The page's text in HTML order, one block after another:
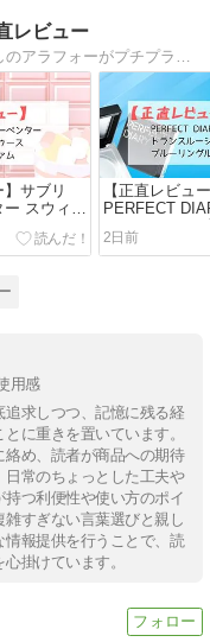
レビュー
】サブリ
ー スウィー
ドパルファ
【正直レビュ
PERFECT
ルーシェント
ルースパウダー
2日前
用感
求しつつ、記憶に残る経
に重きを置いています。
め、読者が商品への期待
常のちょっとした工夫や
つ利便性や使い方のポイ
すぎない言葉選びと親し
報提供を行うことで、読
掛けています。